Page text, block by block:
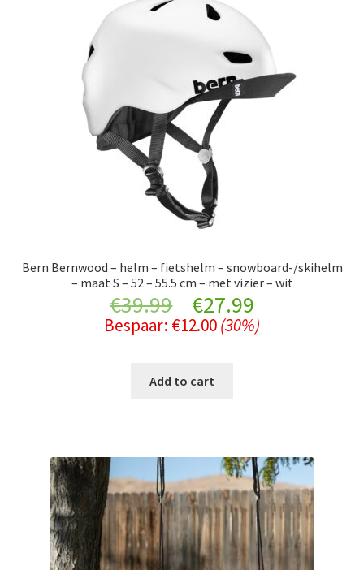
Bern Bernwood – helm – fietshelm – snowboard-/skihelm
– maat S – 52 – 55.5 cm – met vizier – wit
€39.99
Original
price
was:
€27.99Current
price
Bespaar: €12.00(30%)
Add to cart